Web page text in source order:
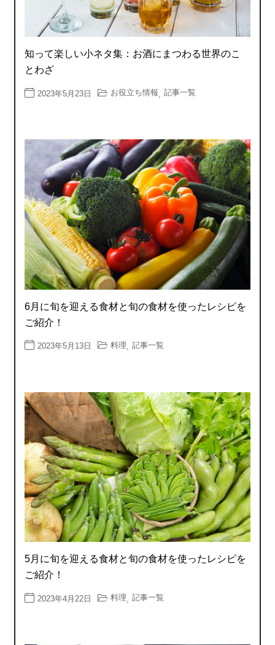
知って楽しい小ネタ集：お酒にまつわる世界のこ
とわざ
2023年5月23日 お役立ち情報 記事一覧
6月に旬を迎える食材と旬の食材を使ったレシピを
ご紹介！
2023年5月13日 料理, 記事一覧
5月に旬を迎える食材と旬の食材を使ったレシピを
ご紹介！
2023年4月22日 料理 記事一覧